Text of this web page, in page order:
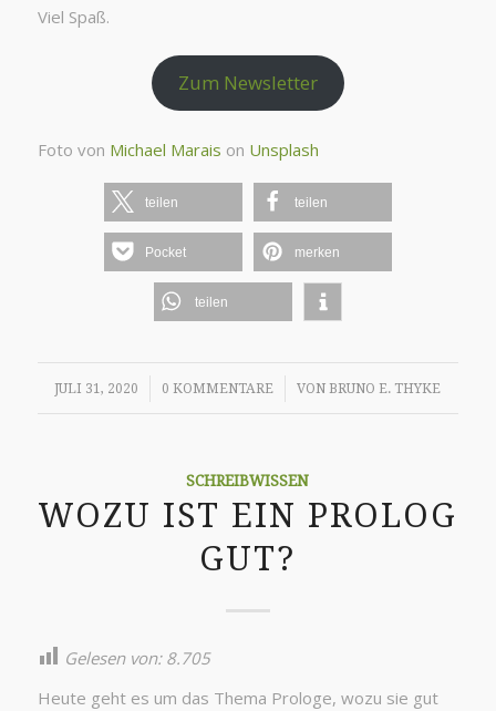
Viel Spaß.
Zum Newsletter
Foto von Michael Marais on Unsplash
teilen teilen
Pocket merken
teilen
JULI 31, 2020
/ 0 KOMMENTARE
/ VONBRUNO E. THYKE
SCHREIBWISSEN
WOZU IST EIN PROLOG
GUT?
Gelesen von: 8.705
Heute geht es um das Thema Prologe, wozu sie gut